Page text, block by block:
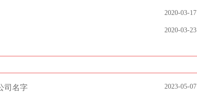
2020-03-17
2020-03-23
2023-05-07
司名字